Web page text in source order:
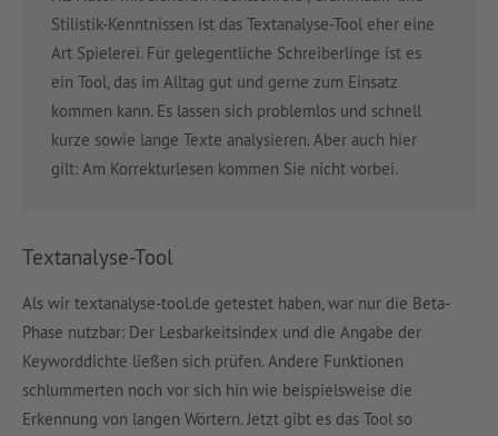
Stilistik-Kenntnissen ist das Textanalyse-Tool eher eine
Art Spielerei. Für gelegentliche Schreiberlinge ist es
ein Tool, das im Alltag gut und gerne zum Einsatz
kommen kann. Es lassen sich problemlos und schnell
kurze sowie lange Texte analysieren. Aber auch hier
gilt: Am Korrekturlesen kommen Sie nicht vorbei.
Textanalyse-Tool
Als wir textanalyse-tool.de getestet haben, war nur die Beta-
Phase nutzbar: Der Lesbarkeitsindex und die Angabe der
Keyworddichte ließen sich prüfen. Andere Funktionen
schlummerten noch vor sich hin wie beispielsweise die
Erkennung von langen Wörtern. Jetzt gibt es das Tool so